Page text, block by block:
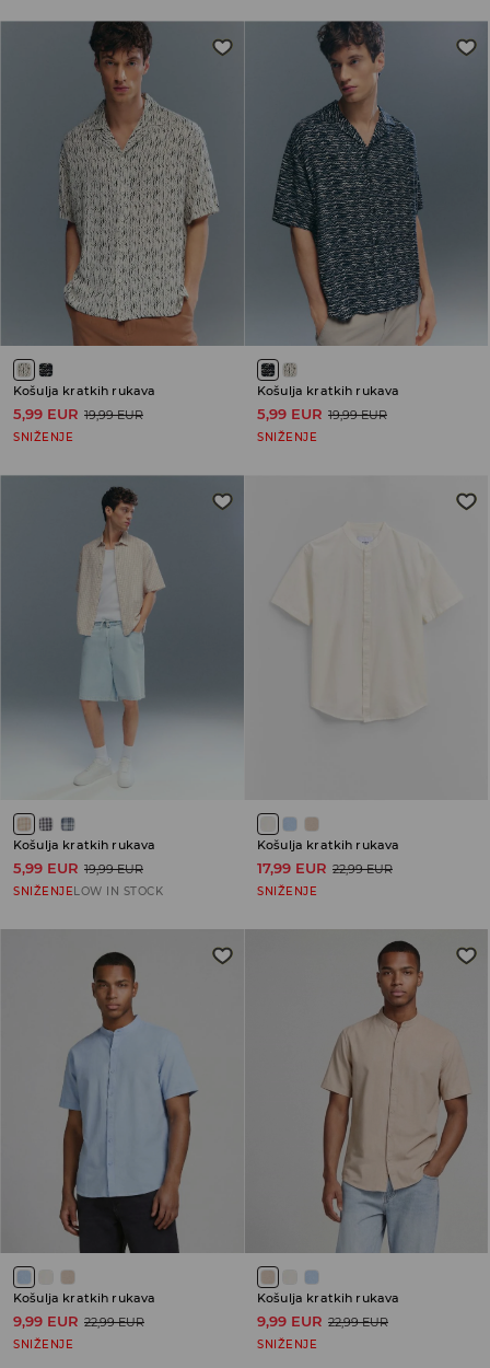
Košulja kratkih rukava
5,99 EUR 19,99 EUR
SNIŽENJE
Košulja kratkih rukava
5,99 EUR 19,99 EUR
SNIŽENJE
Košulja kratkih rukava
5,99 EUR 19,99 EUR
SNIŽENJELOW IN STOCK
Košulja kratkih rukava
17,99 EUR 22,99 EUR
SNIŽENJE
Košulja kratkih rukava
9,99 EUR 22,99 EUR
SNIŽENJE
Košulja kratkih rukava
9,99 EUR 22,99 EUR
SNIŽENJE